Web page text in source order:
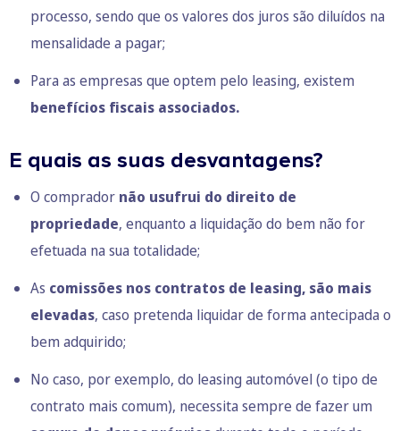
processo, sendo que os valores dos juros são diluídos na
mensalidade a pagar;
Para as empresas que optem pelo leasing, existem
benefícios fiscais associados.
E quais as suas desvantagens?
O comprador não usufrui do direito de
propriedade, enquanto a liquidação do bem não for
efetuada na sua totalidade;
As comissões nos contratos de leasing, são mais
elevadas, caso pretenda liquidar de forma antecipada o
bem adquirido;
No caso, por exemplo, do leasing automóvel (o tipo de
contrato mais comum), necessita sempre de fazer um